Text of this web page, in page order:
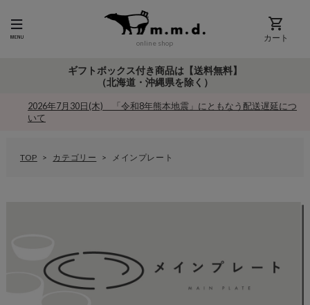
online shop カート
ギフトボックス付き商品は【送料無料】
（北海道・沖縄県を除く）
2026年7月30日(木) 「令和8年熊本地震」にともなう配送遅延につ
いて
TOP カテゴリー メインプレート